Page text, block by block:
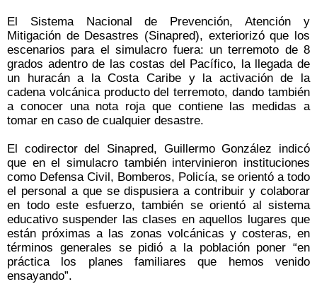
El Sistema Nacional de Prevención, Atención y
Mitigación de Desastres (Sinapred), exteriorizó que los
escenarios para el simulacro fuera: un terremoto de 8
grados adentro de las costas del Pacífico, la llegada de
un huracán a la Costa Caribe y la activación de la
cadena volcánica producto del terremoto, dando también
a conocer una nota roja que contiene las medidas a
tomar en caso de cualquier desastre.
El codirector del Sinapred, Guillermo González indicó
que en el simulacro también intervinieron instituciones
como Defensa Civil, Bomberos, Policía, se orientó a todo
el personal a que se dispusiera a contribuir y colaborar
en todo este esfuerzo, también se orientó al sistema
educativo suspender las clases en aquellos lugares que
están próximas a las zonas volcánicas y costeras, en
términos generales se pidió a la población poner “en
práctica los planes familiares que hemos venido
ensayando”.